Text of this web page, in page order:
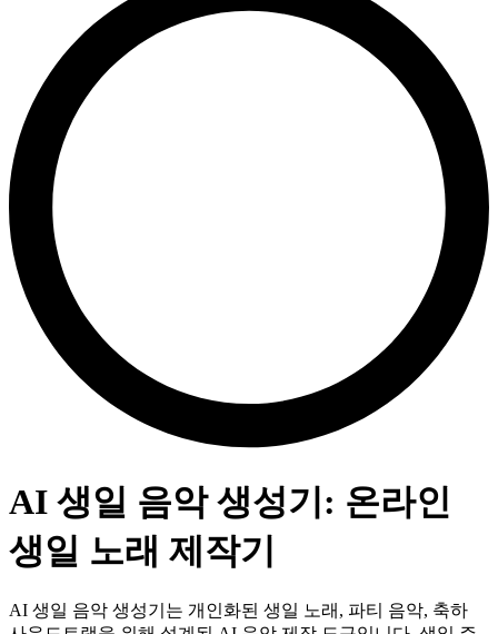
AI 생일 음악 생성기: 온라인
생일 노래 제작기
AI 생일 음악 생성기는 개인화된 생일 노래, 파티 음악, 축하